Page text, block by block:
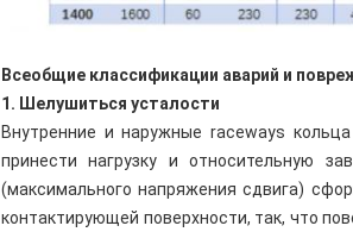
Всеобщие классификации аварий и
1. Шелушиться усталости
Внутренние и наружные raceways
принести нагрузку и относительную
(максимального напряжения сдвига)
контактирующей поверхности, так, что